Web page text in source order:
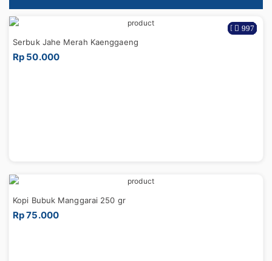
Serbuk Jahe Merah Kaenggaeng
Rp 50.000
767
Kopi Bubuk Manggarai 250 gr
Rp 75.000
923
932
1028
1344
663
1133
695
877
997